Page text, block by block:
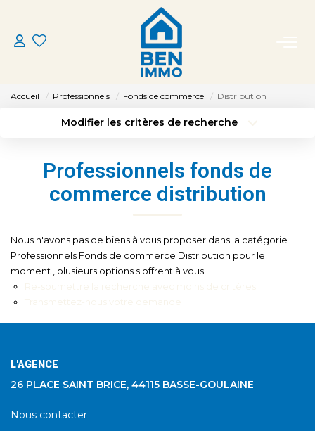
ACHETER
MON AGENCE
CONTACT
Accueil Professionnels Fonds de commerce Distribution
Modifier les critères de recherche
Sélectionnez...
Type de bien
Surface min
Créer une alerte
Professionnels fonds de
commerce distribution
Nous n'avons pas de biens à vous proposer dans la catégorie
Professionnels Fonds de commerce Distribution pour le
moment , plusieurs options s'offrent à vous :
L'AGENCE
26 PLACE SAINT BRICE, 44115 BASSE-GOULAINE
Nous contacter